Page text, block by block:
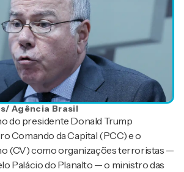
Agência Brasil
do presidente Donald Trump
Comando da Capital (PCC) e o
(CV) como organizações terroristas —
Palácio do Planalto — o ministro das